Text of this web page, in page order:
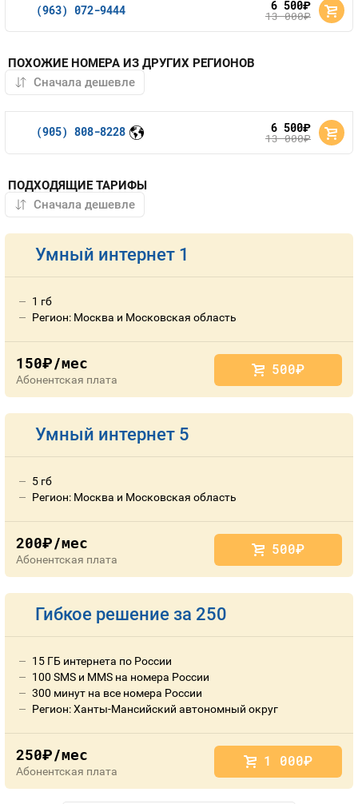
(963) 072-9444 6 500руб.
13 000руб.
ПОХОЖИЕ НОМЕРА ИЗ ДРУГИХ РЕГИОНОВ
(905) 808-8228 6 500руб.
13 000руб.
ПОДХОДЯЩИЕ ТАРИФЫ
Умный интернет 1
1 гб
Регион: Москва и Московская область
150руб./мес
Абонентская плата
500руб.
Умный интернет 5
5 гб
Регион: Москва и Московская область
200руб./мес
Абонентская плата
500руб.
Гибкое решение за 250
15 ГБ интернета по России
100 SMS и MMS на номера России
300 минут на все номера России
Регион: Ханты-Мансийский автономный округ
250руб./мес
Абонентская плата
1 000руб.